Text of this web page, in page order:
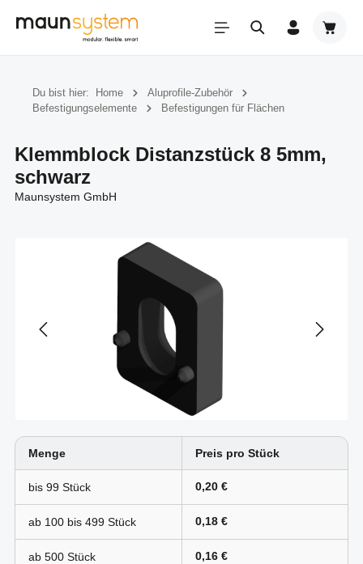
Zum Hauptinhalt springen
Du bist hier: Home
Aluprofile-Zubehör
Befestigungselemente
Befestigungen für Flächen
Klemmblock Distanzstück 8 5mm,
schwarz
Maunsystem GmbH
Menge Preis pro Stück
bis 99 0,20 €
ab 100 bis 499 0,18 €
ab 500 0,16 €